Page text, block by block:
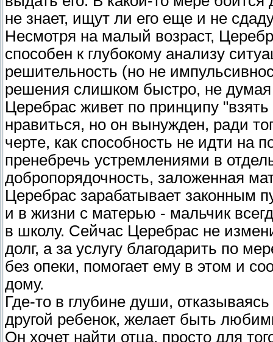
не знает, ищут ли его еще и не
Несмотря на малый возраст,
способен к глубокому анализу
решительность (но не
решения слишком быстро, не думая
Церебрас живет по принципу
нравиться, но он вынужден, ради
черте, как способность не идти на
пренебречь устремлениями в
добропорядочность, заложенная
Церебрас зарабатывает законным
и в жизни с матерью - мальчик
в школу. Сейчас Церебрас не
долг, а за услугу благодарить по
без опеки, помогает ему в этом и
дому.
Где-то в глубине души,
другой ребенок, желает быть
Он хочет найти отца, просто для